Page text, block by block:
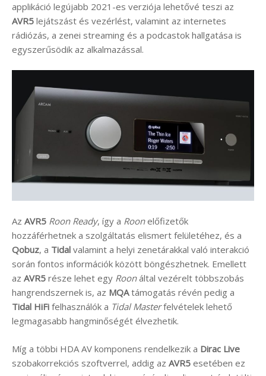
applikáció legújabb 2021-es verziója lehetővé teszi az
AVR5 lejátszást és vezérlést, valamint az internetes
rádiózás, a zenei streaming és a podcastok hallgatása is
egyszerűsödik az alkalmazással.
Az AVR5 Roon Ready, így a Roonelőfizetők
hozzáférhetnek a szolgáltatás elismert felületéhez, és a
Qobuz, a Tidal valamint a helyi zenetárakkal való interakció
során fontos információk között böngészhetnek. Emellett
az AVR5 része lehet egy Roonáltal vezérelt többszobás
hangrendszernek is, az MQAtámogatás révén pedig a
Tidal HiFi felhasználók a Tidal Masterfelvételek lehető
legmagasabb hangminőségét élvezhetik.
Míg a többi HDA AV komponens rendelkezik a Dirac Live
szobakorrekciós szoftverrel, addig az AVR5 esetében ez